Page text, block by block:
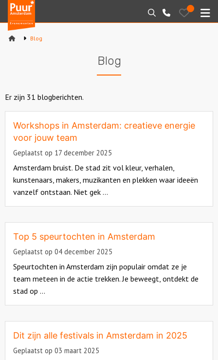
Puur*
Amsterdam
bedrijfsuitjes
Zoeken
020-
6260016
Bewaarde
uitjes
Arrangementen
Rondleidingen
Locaties
Over ons
Blog
Blog
Er zijn 31 blogberichten.
Workshops in Amsterdam: creatieve energie
voor jouw team
Geplaatst op 17 december 2025
Amsterdam bruist. De stad zit vol kleur, verhalen,
kunstenaars, makers, muzikanten en plekken waar ideeën
vanzelf ontstaan. Niet gek ...
more
about
Top 5 speurtochten in Amsterdam
Geplaatst op 04 december 2025
Speurtochten in Amsterdam zijn populair omdat ze je
team meteen in de actie trekken. Je beweegt, ontdekt de
stad op ...
more
about
Dit zijn alle festivals in Amsterdam in 2025
Geplaatst op 03 maart 2025